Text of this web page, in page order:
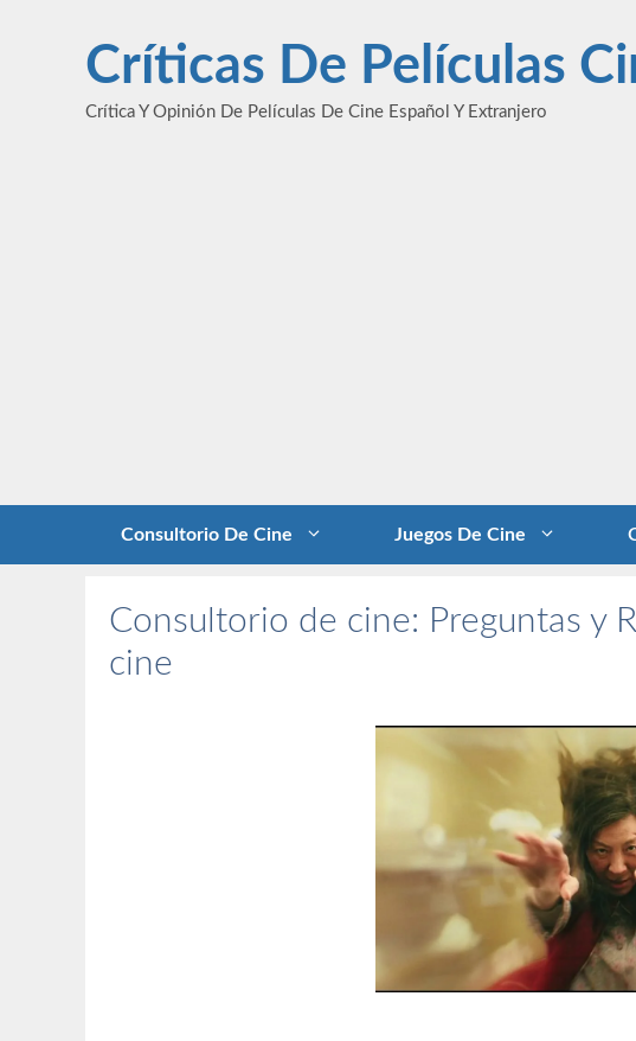
contenidoCríticas De Películas
Crítica Y Opinión De Películas De Cine Español Y Extranjero
Consultorio De Cine Juegos De Cine
Consultorio de cine: Preguntas y
cine